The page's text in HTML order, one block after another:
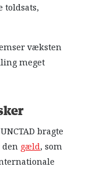
toldsats,
væksten
meget
bragte
den gæld, som